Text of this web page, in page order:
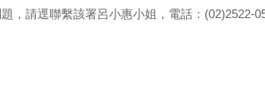
，請逕聯繫該署呂小惠小姐，電話：(02)2522-